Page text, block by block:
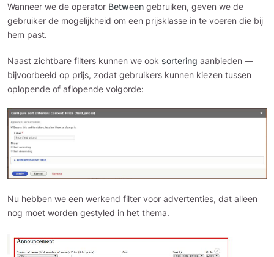
Wanneer we de operator Between gebruiken, geven we de
gebruiker de mogelijkheid om een prijsklasse in te voeren die bij
hem past.
Naast zichtbare filters kunnen we ook sortering aanbieden —
bijvoorbeeld op prijs, zodat gebruikers kunnen kiezen tussen
oplopende of aflopende volgorde:
Nu hebben we een werkend filter voor advertenties, dat alleen
nog moet worden gestyled in het thema.